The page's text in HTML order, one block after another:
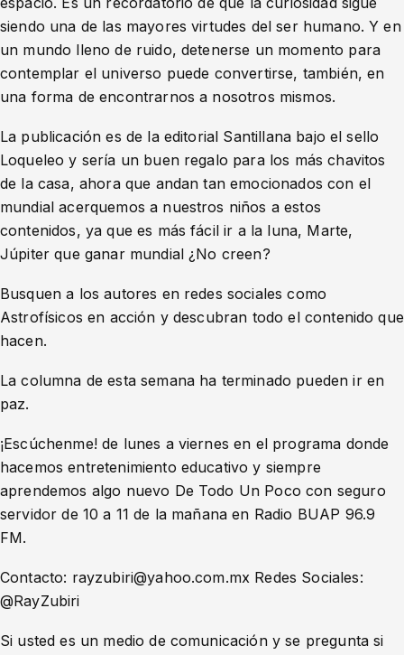
siendo una de las mayores virtudes del ser humano. Y en
un mundo lleno de ruido, detenerse un momento para
contemplar el universo puede convertirse, también, en
una forma de encontrarnos a nosotros mismos.
La publicación es de la editorial Santillana bajo el sello
Loqueleo y sería un buen regalo para los más chavitos
de la casa, ahora que andan tan emocionados con el
mundial acerquemos a nuestros niños a estos
contenidos, ya que es más fácil ir a la luna, Marte,
Júpiter que ganar mundial ¿No creen?
Busquen a los autores en redes sociales como
Astrofísicos en acción y descubran todo el contenido que
hacen.
La columna de esta semana ha terminado pueden ir en
paz.
¡Escúchenme! de lunes a viernes en el programa donde
hacemos entretenimiento educativo y siempre
aprendemos algo nuevo De Todo Un Poco con seguro
servidor de 10 a 11 de la mañana en Radio BUAP 96.9
FM.
Contacto: rayzubiri@yahoo.com.mx Redes Sociales:
@RayZubiri
Si usted es un medio de comunicación y se pregunta si